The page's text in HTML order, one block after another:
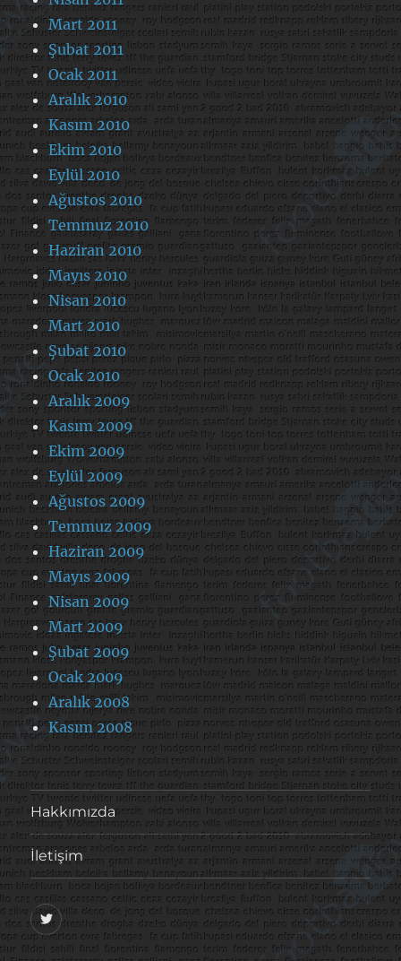
Mart 2011
Şubat 2011
Ocak 2011
Aralık 2010
Kasım 2010
Ekim 2010
Eylül 2010
Ağustos 2010
Temmuz 2010
Haziran 2010
Mayıs 2010
Nisan 2010
Mart 2010
Şubat 2010
Ocak 2010
Aralık 2009
Kasım 2009
Ekim 2009
Eylül 2009
Ağustos 2009
Temmuz 2009
Haziran 2009
Mayıs 2009
Nisan 2009
Mart 2009
Şubat 2009
Ocak 2009
Aralık 2008
Kasım 2008
Hakkımızda
İletişim
@footballove